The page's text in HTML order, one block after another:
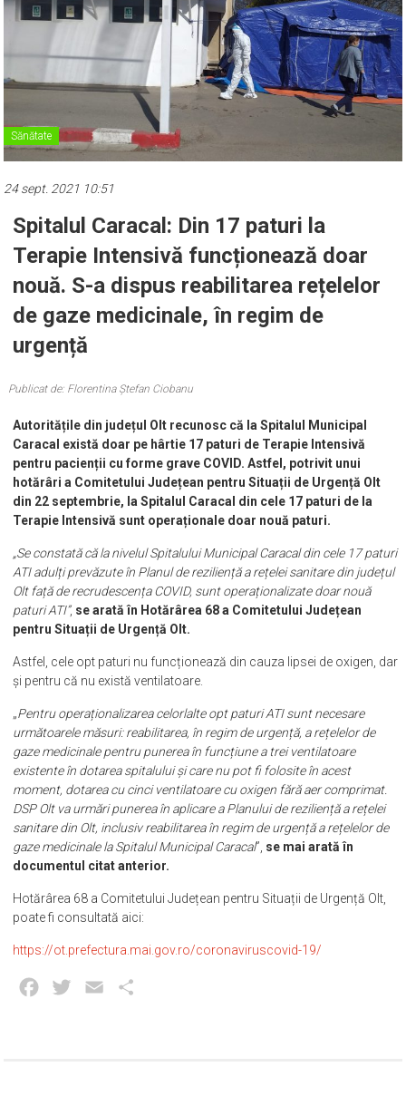
Sănătate
24 sept. 2021 10:51
Spitalul Caracal: Din 17 paturi la
Terapie Intensivă funcționează doar
nouă. S-a dispus reabilitarea rețelelor
de gaze medicinale, în regim de
urgență
Publicat de: Florentina Ștefan Ciobanu
Autoritățile din județul Olt recunosc că la Spitalul Municipal
Caracal există doar pe hârtie 17 paturi de Terapie Intensivă
pentru pacienții cu forme grave COVID. Astfel, potrivit unui
hotărâri a Comitetului Județean pentru Situații de Urgență Olt
din 22 septembrie, la Spitalul Caracal din cele 17 paturi de la
Terapie Intensivă sunt operaționale doar nouă paturi.
„Se constată că la nivelul Spitalului Municipal Caracal din cele 17 paturi
ATI adulți prevăzute în Planul de reziliență a rețelei sanitare din județul
Olt față de recrudescența COVID, sunt operaționalizate doar nouă
paturi ATI”, se arată în Hotărârea 68 a Comitetului Județean
pentru Situații de Urgență Olt.
Astfel, cele opt paturi nu funcționează din cauza lipsei de oxigen, dar
și pentru că nu există ventilatoare.
„Pentru operaționalizarea celorlalte opt paturi ATI sunt necesare
următoarele măsuri: reabilitarea, în regim de urgență, a rețelelor de
gaze medicinale pentru punerea în funcțiune a trei ventilatoare
existente în dotarea spitalului și care nu pot fi folosite în acest
moment, dotarea cu cinci ventilatoare cu oxigen fără aer comprimat.
DSP Olt va urmări punerea în aplicare a Planului de reziliență a rețelei
sanitare din Olt, inclusiv reabilitarea în regim de urgență a rețelelor de
gaze medicinale la Spitalul Municipal Caracal”, se mai arată în
documentul citat anterior.
Hotărârea 68 a Comitetului Județean pentru Situații de Urgență Olt,
poate fi consultată aici:
https://ot.prefectura.mai.gov.ro/coronaviruscovid-19/
Facebook
Twitter Email